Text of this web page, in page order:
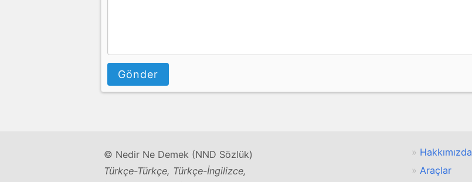
Gönder
© Nedir Ne Demek (NND Sözlük)
Türkçe-Türkçe, Türkçe-İngilizce,
Hakkımızda
Araçlar